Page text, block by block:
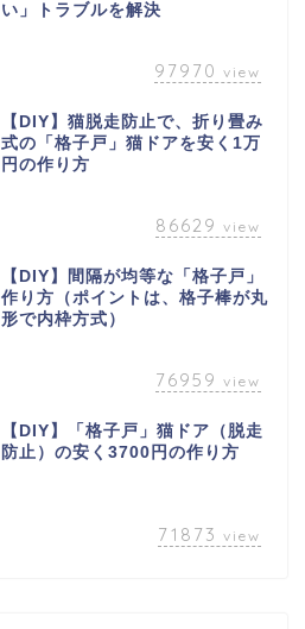
い」トラブルを解決
97970 view
【DIY】猫脱走防止で、折り畳み
式の「格子戸」猫ドアを安く1万
円の作り方
86629 view
【DIY】間隔が均等な「格子戸」
作り方（ポイントは、格子棒が丸
形で内枠方式）
76959 view
【DIY】「格子戸」猫ドア（脱走
防止）の安く3700円の作り方
71873 view